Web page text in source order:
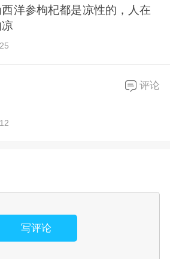
洋参枸杞都是凉性的，人在
评论
写评论